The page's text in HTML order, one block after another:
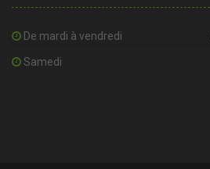
De mardi à vendredi
Samedi